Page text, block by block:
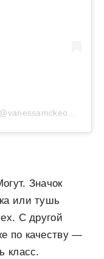
Значок
или тушь
С другой
по качеству —
класс.